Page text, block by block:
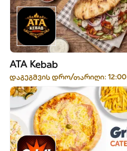
ATA Kebab
დაგეგმვის დრო/თარიღი: 12:00